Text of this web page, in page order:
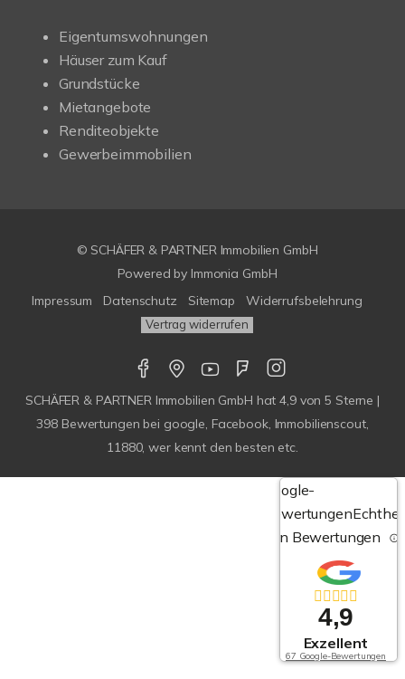
Eigentumswohnungen
Häuser zum Kauf
Grundstücke
Mietangebote
Renditeobjekte
Gewerbeimmobilien
© SCHÄFER & PARTNER Immobilien GmbH
Powered by Immonia GmbH
Impressum
Datenschutz Sitemap Widerrufsbelehrung
Vertrag widerrufen
SCHÄFER & PARTNER Immobilien GmbH hat4,9von5 Sterne |
398 Bewertungen bei google, Facebook, Immobilienscout,
11880, wer kennt den besten etc.
Google-
Bewertungen
von Bewertungen
4,9
Exzellent
67 Google-Bewertungen